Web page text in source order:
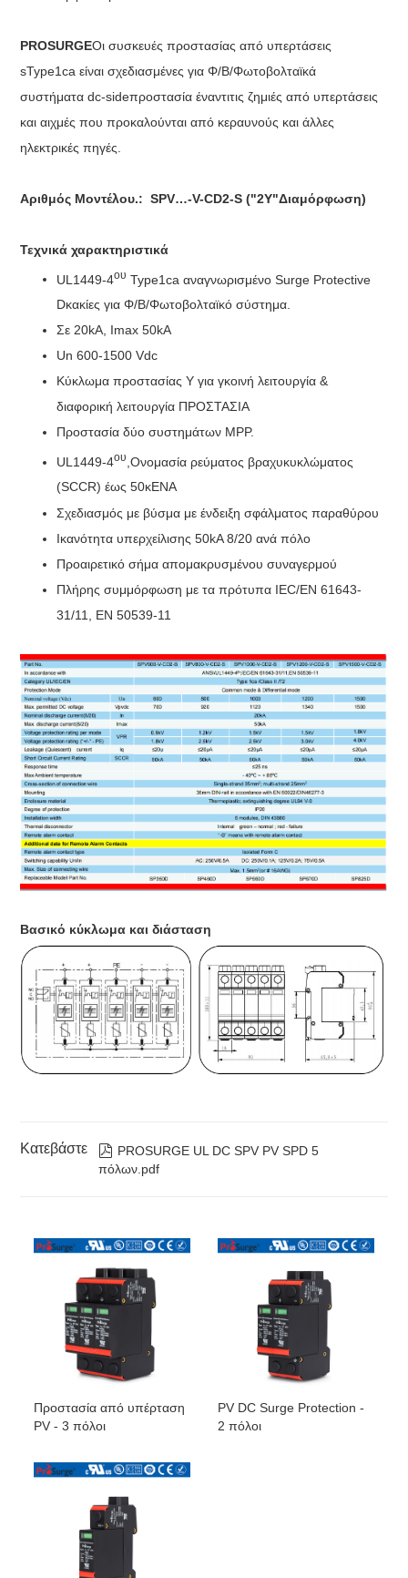
PROSURGEΟι συσκευές προστασίας από υπερτάσεις
sType1ca είναι σχεδιασμένες για Φ/Β/Φωτοβολταϊκά
συστήματα dc-sideπροστασία έναντιτις ζημιές από υπερτάσεις
και αιχμές που προκαλούνται από κεραυνούς και άλλες
ηλεκτρικές πηγές.
Αριθμός Μοντέλου.:SPV…-V-CD2-S("2Y"Διαμόρφωση)
Τεχνικά χαρακτηριστικά
UL1449-4ου Type1ca αναγνωρισμένο Surge Protective
Dκακίες για Φ/Β/Φωτοβολταϊκό σύστημα.
Σε 20kA, Imax 50kA
Un 600-1500 Vdc
Κύκλωμα προστασίας Υ για γκοινή λειτουργία &
διαφορική λειτουργία ΠΡΟΣΤΑΣΙΑ
Προστασία δύο συστημάτων MPP.
UL1449-4ου ,Ονομασία ρεύματος βραχυκυκλώματος
(SCCR) έως 50κΕΝΑ
Σχεδιασμός με βύσμα με ένδειξη σφάλματος παραθύρου
Ικανότητα υπερχείλισης 50kA 8/20 ανά πόλο
Προαιρετικό σήμα απομακρυσμένου συναγερμού
Πλήρης συμμόρφωση με τα πρότυπα IEC/EN 61643-
31/11, EN 50539-11
Βασικό κύκλωμα και διάσταση
Κατεβάστε  PROSURGE UL DC SPV PV SPD 5
πόλων.pdf
Προστασία από υπέρταση
PV - 3 πόλοι
PV DC Surge Protection -
2 πόλοι